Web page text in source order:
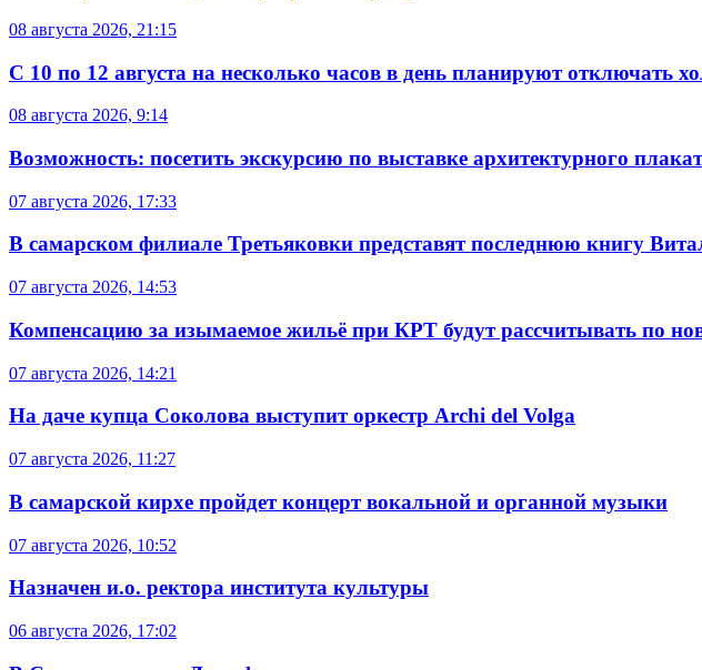
08 августа 2026, 21:15
С 10 по 12 августа на несколько часов в день планируют отключать
08 августа 2026, 9:14
Возможность: посетить экскурсию по выставке архитектурного
07 августа 2026, 17:33
В самарском филиале Третьяковки представят последнюю книгу
07 августа 2026, 14:53
Компенсацию за изымаемое жильё при КРТ будут рассчитывать по
07 августа 2026, 14:21
На даче купца Соколова выступит оркестр Archi del Volga
07 августа 2026, 11:27
В самарской кирхе пройдет концерт вокальной и органной музыки
07 августа 2026, 10:52
Назначен и.о. ректора института культуры
06 августа 2026, 17:02